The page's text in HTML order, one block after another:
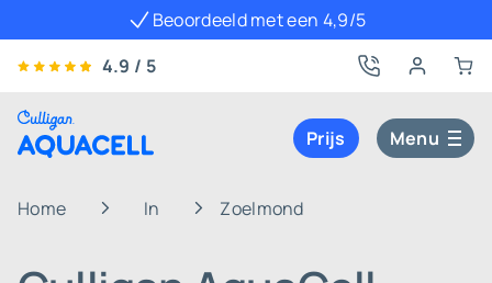
Beoordeeld met een 4,9/5
4.9 / 5
Prijs Menu
Home In Zoelmond